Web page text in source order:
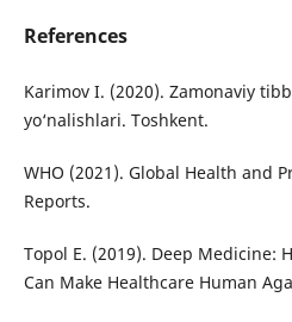
References
Karimov I. (2020). Zamonaviy
yo‘nalishlari. Toshkent.
WHO (2021). Global Health and
Reports.
Topol E. (2019). Deep Medicine:
Can Make Healthcare Human